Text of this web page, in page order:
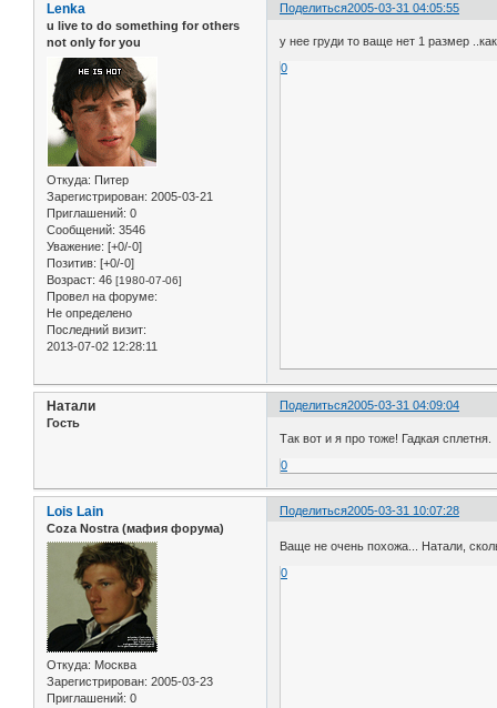
Поделиться2005-03-31 04:05:55
Lenka
u live to do something for others
not only for you
Откуда: Питер
Зарегистрирован: 2005-03-21
Приглашений: 0
Сообщений: 3546
Уважение: [+0/-0]
Позитив: [+0/-0]
Возраст: 46 [1980-07-06]
Провел на форуме:
Не определено
Последний визит:
2013-07-02 12:28:11
у нее груди то ваще нет 1 размер
0
Поделиться2005-03-31 04:09:04
Натали
Гость
Так вот и я про тоже! Гадкая сплетня.
0
Поделиться2005-03-31 10:07:28
Lois Lain
Coza Nostra (мафия форума)
Откуда: Москва
Зарегистрирован: 2005-03-23
Приглашений: 0
Ваще не очень похожа... Натали,
0